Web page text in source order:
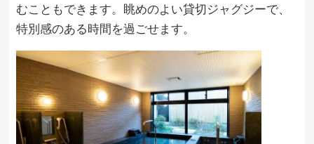
むこともできます。眺めのよい貸切ジャグジーで、
特別感のある時間を過ごせます。